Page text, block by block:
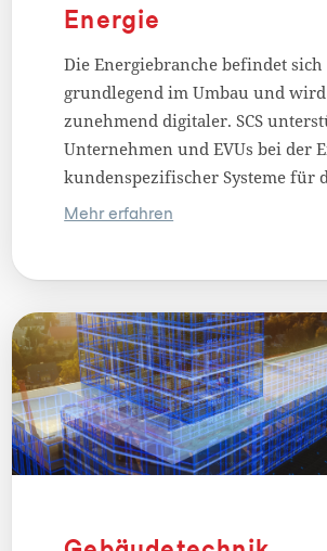
Energie
Die Energiebranche befindet sich
grundlegend im Umbau und wird
zunehmend digitaler. SCS
Unternehmen und EVUs bei der
kundenspezifischer Systeme für
Mehr erfahren